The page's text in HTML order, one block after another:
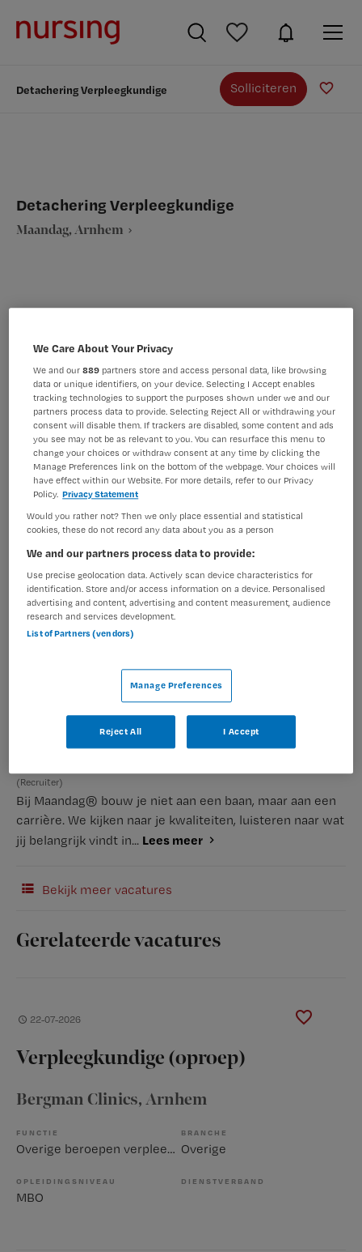
Detachering Verpleegkundige Solliciteren
Detachering Verpleegkundige
Maandag, Arnhem
Verpleegkunde
BRANCHE
Instelling/tehuis
AANSTELLING
Niet nader bepaald
PLAATSINGSDATUM
19 november 2024
NIVEAU
MBO
ERVARING
Ervaren
DIENSTVERBAND
Vacature niet beschikbaar
Deze vacature Detachering Verpleegkundige bij
Maandag is niet meer actueel. Hieronder staan enkele
vergelijkbare vacatures die voor u wellicht interessant
zijn.
(Recruiter)
Bij Maandag® bouw je niet aan een baan, maar aan een
carrière. We kijken naar je kwaliteiten, luisteren naar wat
jij belangrijk vindt in... Lees meer
Bekijk meer vacatures
Gerelateerde vacatures
22-07-2026
Verpleegkundige (oproep)
Bergman Clinics, Arnhem
FUNCTIE
Overige beroepen verpleegkunde
BRANCHE
Overige
OPLEIDINGSNIVEAU
MBO
DIENSTVERBAND
We Care About Your Privacy
We and our889 partners store and access personal data, like browsing
data or unique identifiers, on your device. Selecting I Accept enables
tracking technologies to support the purposes shown under we and our
partners process data to provide. Selecting Reject All or withdrawing your
consent will disable them. If trackers are disabled, some content and ads
you see may not be as relevant to you. You can resurface this menu to
change your choices or withdraw consent at any time by clicking the
Manage Preferences link on the bottom of the webpage. Your choices will
have effect within our Website. For more details, refer to our Privacy
Policy. Privacy Statement
Would you rather not? Then we only place essential and statistical
cookies, these do not record any data about you as a person
We and our partners process data to provide:
Use precise geolocation data. Actively scan device characteristics for
identification. Store and/or access information on a device. Personalised
advertising and content, advertising and content measurement, audience
research and services development.
List of Partners (vendors)
Manage Preferences
Reject All I Accept